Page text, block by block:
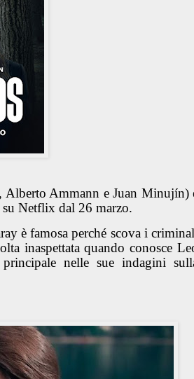
Ammann e Juan Minujín)
Netflix dal 26 marzo.
è famosa perché scova i
inaspettata quando conosce
nelle sue indagini